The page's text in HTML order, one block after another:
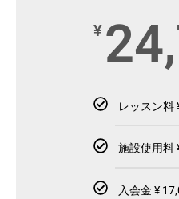
¥
レッスン料
施設使用料
入会金 ¥